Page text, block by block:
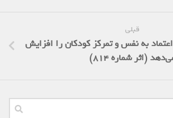
قبلی
به نفس و تمرکز کودکان را افزایش
(اثر شماره 814)